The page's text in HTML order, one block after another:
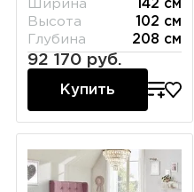
Ширина
142 см
Высота
102 см
Глубина
208 см
92 170 руб.
Купить